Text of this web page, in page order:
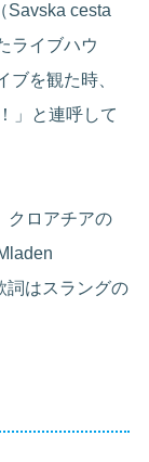
Savska cesta
ライブハウ
ブを観た時、
」と連呼して
クロアチアの
詞はスラングの